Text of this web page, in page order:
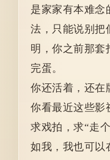
是家家有本难念
法，只能说别把
明，你之前那套
完蛋。
你还活着，还在
你看最近这些影
求戏拍，求“走
如我，我也可以